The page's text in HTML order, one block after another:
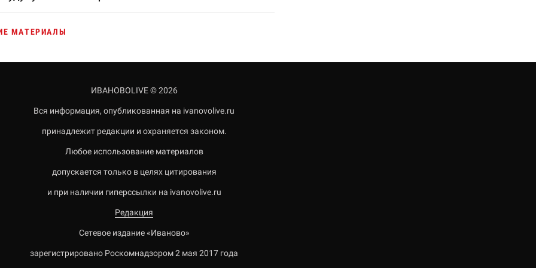
МАТЕРИАЛЫ
ИВАНОВОLIVE © 2026
Вся информация, опубликованная на ivanovolive.ru
принадлежит редакции и охраняется законом.
Любое использование материалов
допускается только в целях цитирования
и при наличии гиперссылки на ivanovolive.ru
Редакция
Сетевое издание «Иваново»
зарегистрировано Роскомнадзором 2 мая 2017 года